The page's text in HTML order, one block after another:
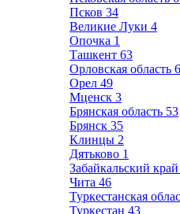
Псков 34
Великие Луки 4
Опочка 1
Ташкент 63
Орловская область
Орел 49
Мценск 3
Брянская область 53
Брянск 35
Клинцы 2
Дятьково 1
Забайкальский край
Чита 46
Туркестанская
Туркестан 43